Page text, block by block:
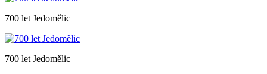
700 let Jedomělic
700 let Jedomělic